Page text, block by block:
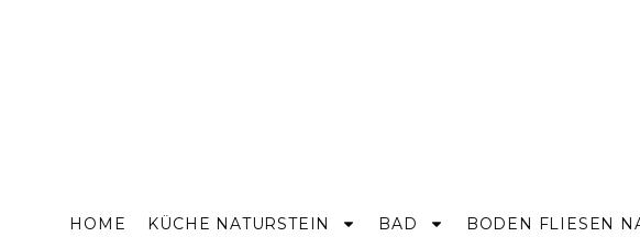
HOME KÜCHE NATURSTEIN BAD BODEN FLIESEN